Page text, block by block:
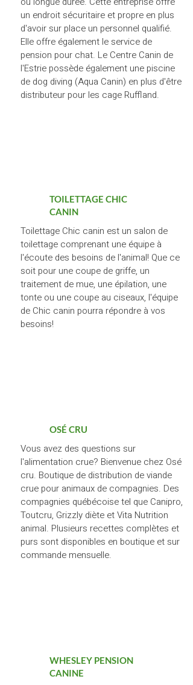
un endroit sécuritaire et propre en plus
d'avoir sur place un personnel qualifié.
Elle offre également le service de
pension pour chat. Le Centre Canin de
l'Estrie possède également une piscine
de dog diving (Aqua Canin) en plus d'être
distributeur pour les cage Ruffland.
TOILETTAGE CHIC
CANIN
Toilettage Chic canin est un salon de
toilettage comprenant une équipe à
l'écoute des besoins de l'animal! Que ce
soit pour une coupe de griffe, un
traitement de mue, une épilation, une
tonte ou une coupe au ciseaux, l'équipe
de Chic canin pourra répondre à vos
besoins!
OSÉ CRU
Vous avez des questions sur
l'alimentation crue? Bienvenue chez Osé
cru. Boutique de distribution de viande
crue pour animaux de compagnies. Des
compagnies québécoise tel que Canipro,
Toutcru, Grizzly diète et Vita Nutrition
animal. Plusieurs recettes complètes et
purs sont disponibles en boutique et sur
commande mensuelle.
WHESLEY PENSION
CANINE